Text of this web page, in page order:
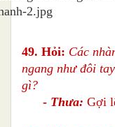
49. Hỏi: Các
ngang như đôi
gì?
- Thưa: Gợi